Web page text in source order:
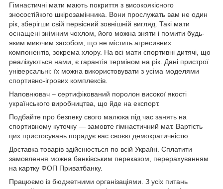
Гімнастичні мати мають покриття з високоякісного
зносостійкого шкірозамінника. Вони прослужать вам не один
рік, зберігши свій первісний зовнішній вигляд. Такі мати
оснащені знімним чохлом, його можна зняти і помити будь-
яким миючим засобом, що не містить агресивних
компонентів, зокрема хлору. На всі мати спортивні дитячі, що
реалізуються нами, є гарантія терміном на рік. Дані пристрої
універсальні: їх можна використовувати з усіма моделями
спортивно-ігрових комплексів.
Наповнювач – сертифікований поролон високої якості
українського виробництва, що йде на експорт.
Подбайте про безпеку свого малюка під час занять на
спортивному куточку — замовте гімнастичний мат. Вартість
цих пристосувань порадує вас своєю демократичністю.
Доставка товарів здійснюється по всій Україні. Сплатити
замовлення можна банківським переказом, перерахуванням
на картку ФОП Приватбанку.
Працюємо із бюджетними організаціями. З усіх питань